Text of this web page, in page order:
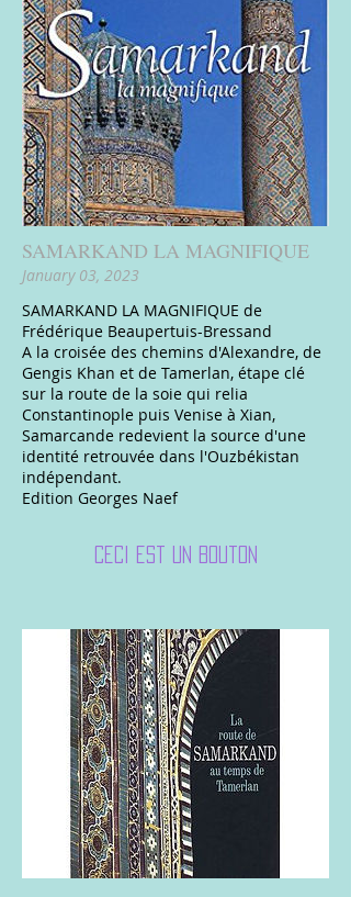
SAMARKAND LA MAGNIFIQUE
January 03, 2023
SAMARKAND LA MAGNIFIQUE de
Frédérique Beaupertuis-Bressand
A la croisée des chemins d'Alexandre, de
Gengis Khan et de Tamerlan, étape clé
sur la route de la soie qui relia
Constantinople puis Venise à Xian,
Samarcande redevient la source d'une
identité retrouvée dans l'Ouzbékistan
indépendant.
Edition Georges Naef
Ceci est un bouton